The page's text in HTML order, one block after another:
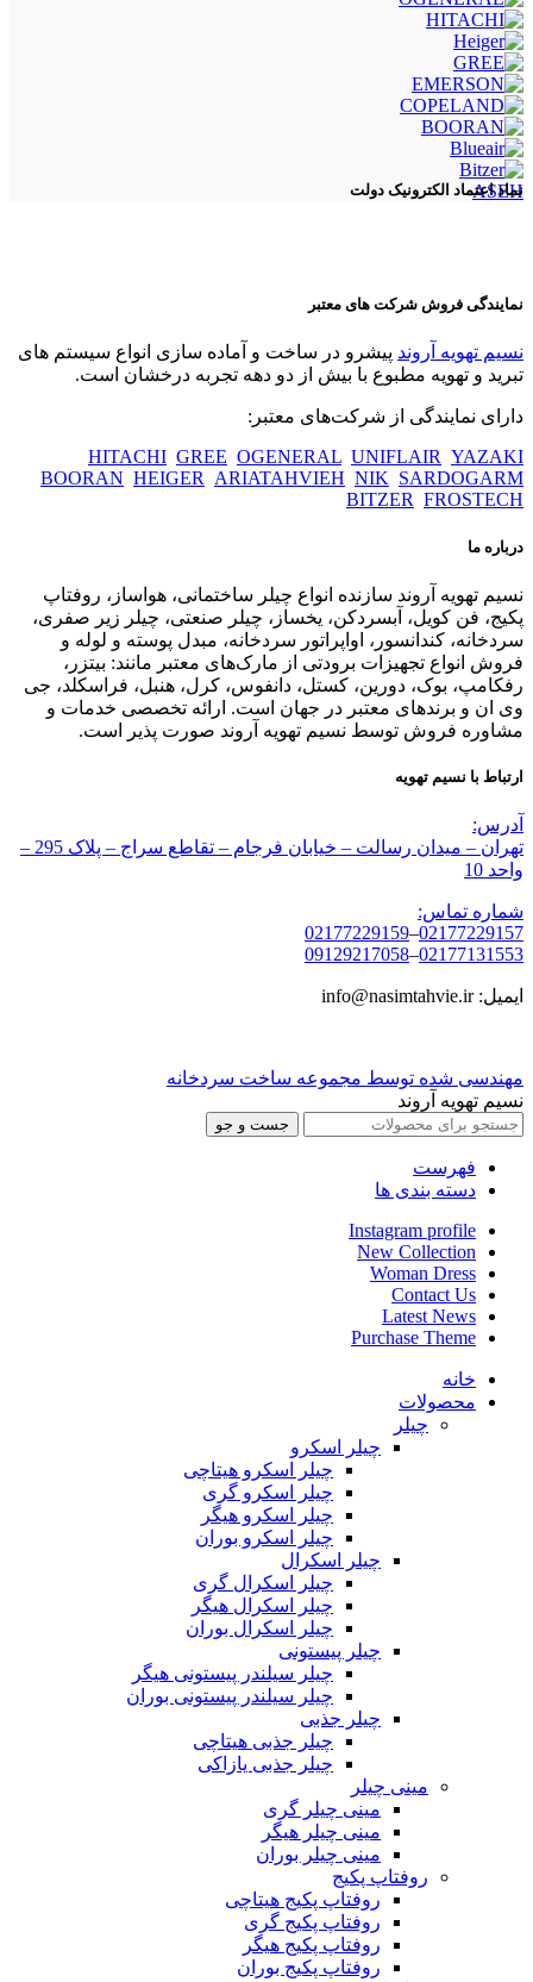
ASEH
نماد اعتماد الکترونیک دولت
نمایندگی فروش شرکت های معتبر
نسیم تهویه آروند پیشرو در ساخت و آماده سازی انواع سیستم های
تبرید و تهویه مطبوع با بیش از دو دهه تجربه درخشان است.
دارای نمایندگی از شرکت‌های معتبر:
HITACHI GREE OGENERAL UNIFLAIR YAZAKI
BOORAN HEIGER ARIATAHVIEH NIK SARDOGARM
BITZER FROSTECH
درباره ما
نسیم تهویه آروند سازنده انواع چیلر ساختمانی، هواساز، روفتاپ
پکیج، فن کویل، آبسردکن، یخساز، چیلر صنعتی، چیلر زیر صفری،
سردخانه، کندانسور، اواپراتور سردخانه، مبدل پوسته و لوله و
فروش انواع تجهیزات برودتی از مارک‌های معتبر مانند: بیتزر،
رفکامپ، بوک، دورین، کستل، دانفوس، کرل، هنبل، فراسکلد، جی
وی ان و برندهای معتبر در جهان است. ارائه تخصصی خدمات و
مشاوره فروش توسط نسیم تهویه آروند صورت پذیر است.
ارتباط با نسیم تهویه
آدرس:
تهران – میدان رسالت – خیابان فرجام – تقاطع سراج – پلاک 295 –
واحد 10
شماره تماس:
02177229157
–
02177229159
02177131553
–
09129217058
ایمیل: info@nasimtahvie.ir
مهندسی شده توسط مجموعه ساخت سردخانه
نسیم تهویه آروند
جست و جو
فهرست
دسته بندی ها
Instagram profile
New Collection
Woman Dress
Contact Us
Latest News
Purchase Theme
خانه
محصولات
چیلر
چیلر اسکرو
چیلر اسکرو هیتاچی
چیلر اسکرو گری
چیلر اسکرو هیگر
چیلر اسکرو بوران
چیلر اسکرال
چیلر اسکرال گری
چیلر اسکرال هیگر
چیلر اسکرال بوران
چیلر پیستونی
چیلر سیلندر پیستونی هیگر
چیلر سیلندر پیستونی بوران
چیلر جذبی
چیلر جذبی هیتاچی
چیلر جذبی یازاکی
مینی چیلر
مینی چیلر گری
مینی چیلر هیگر
مینی چیلر بوران
روفتاپ پکیج
روفتاپ پکیج هیتاچی
روفتاپ پکیج گری
روفتاپ پکیج هیگر
روفتاپ پکیج بوران